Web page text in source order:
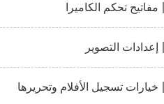
مفاتيح تحكم الكاميرا
إعدادات التصوير
خيارات تسجيل الأفلام وتحريرها